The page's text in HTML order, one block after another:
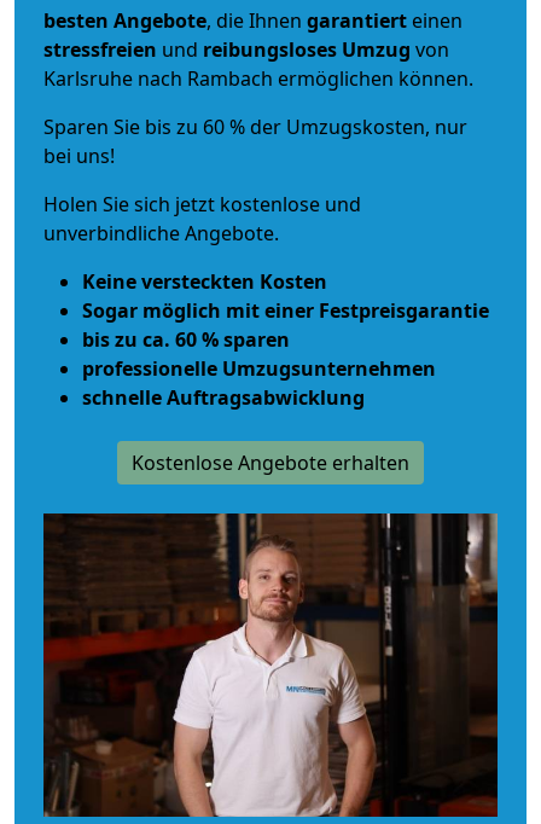
besten Angebote, die Ihnen garantiert einen
stressfreien und reibungsloses Umzug von
Karlsruhe nach Rambach ermöglichen können.
Sparen Sie bis zu 60 % der Umzugskosten, nur
bei uns!
Holen Sie sich jetzt kostenlose und
unverbindliche Angebote.
Keine versteckten Kosten
Sogar möglich mit einer Festpreisgarantie
bis zu ca. 60 % sparen
professionelle Umzugsunternehmen
schnelle Auftragsabwicklung
Kostenlose Angebote erhalten